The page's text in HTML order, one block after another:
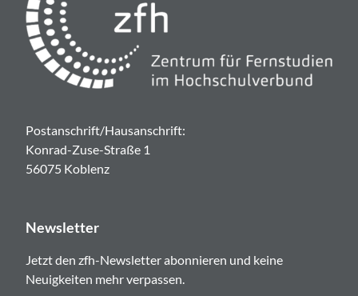
Postanschrift/Hausanschrift:
Konrad-Zuse-Straße 1
56075 Koblenz
Newsletter
Jetzt den zfh-Newsletter abonnieren und keine
Neuigkeiten mehr verpassen.